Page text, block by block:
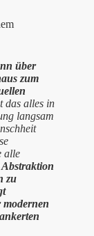
über
zum
das alles in
langsam
alle
Abstraktion
zu